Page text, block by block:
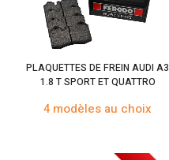
PLAQUETTES DE FREIN AUDI A3
1.8 T SPORT ET QUATTRO
4 modèles au choix